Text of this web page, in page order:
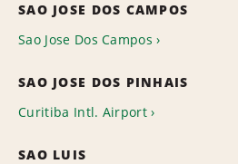
SAO JOSE DOS CAMPOS
Sao Jose Dos Campos
SAO JOSE DOS PINHAIS
Curitiba Intl. Airport
SAO LUIS